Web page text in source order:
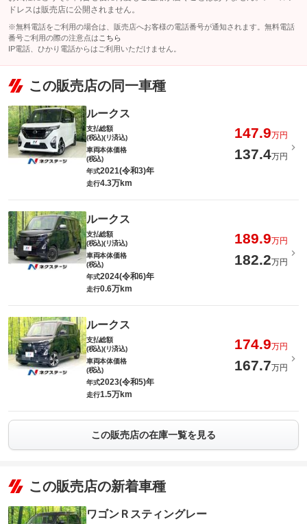
ドレスは販売店に公開されません。
※無料電話をご利用の場合は、販売店へお客様の電話番号が通知されます。無料電話
番号ご利用の際の注意点は こちら
IP電話、ひかり電話からはご利用いただけません。
この販売店の同一車種
ルークス
支払総額
(税込)(リ済込)
147.9万円
車両本体価格
(税込)
137.4万円
年式2021(令和3)年
走行4.3万km
ルークス
支払総額
(税込)(リ済込)
189.9万円
車両本体価格
(税込)
182.2万円
年式2024(令和6)年
走行0.6万km
ルークス
支払総額
(税込)(リ済込)
174.9万円
車両本体価格
(税込)
167.7万円
年式2023(令和5)年
走行1.5万km
この販売店の在庫一覧を見る
この販売店の新着車種
ワゴンＲスティングレー